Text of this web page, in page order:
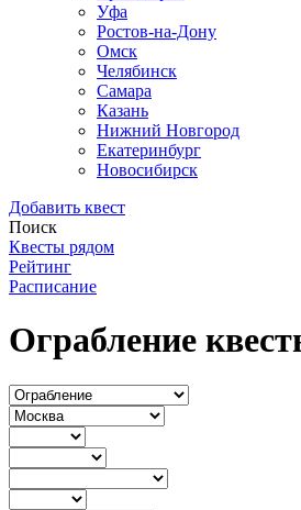
Уфа
Ростов-на-Дону
Омск
Челябинск
Самара
Казань
Нижний Новгород
Екатеринбург
Новосибирск
Добавить квест
Поиск
Квесты рядом
Рейтинг
Расписание
Ограбление